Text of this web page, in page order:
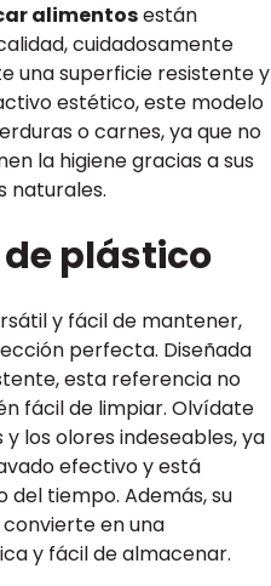
alimentosestán
cuidadosamente
una superficie resistente y
estético, este modelo
o carnes, ya que no
la higiene gracias a sus
naturales.
plástico
y fácil de mantener,
perfecta. Diseñada
esta referencia no
fácil de limpiar. Olvídate
los olores indeseables, ya
efectivo y está
del tiempo. Además, su
en una
y fácil de almacenar.